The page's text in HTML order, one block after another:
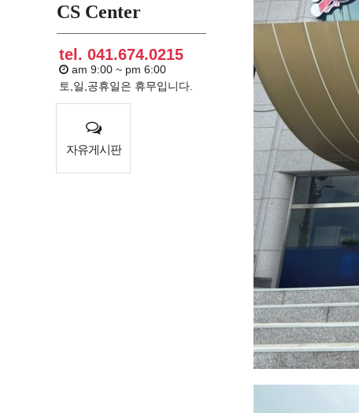
CS Center
tel. 041.674.0215
am 9:00 ~ pm 6:00
토,일,공휴일은 휴무입니다.
자유게시판